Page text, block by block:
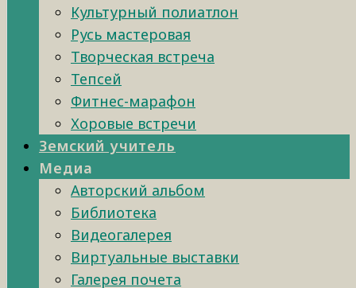
Культурный полиатлон
Русь мастеровая
Творческая встреча
Тепсей
Фитнес-марафон
Хоровые встречи
Земский учитель
Медиа
Авторский альбом
Библиотека
Видеогалерея
Виртуальные выставки
Галерея почета